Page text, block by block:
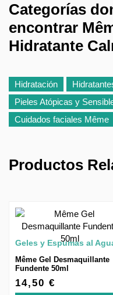
Categorías
encontrar
Hidratante
Hidratación
Pieles Atópicas y
Cuidados faciales Même
Productos
Geles y Espumas al
Même Gel Desmaquillante
Fundente 50ml
14,50 €